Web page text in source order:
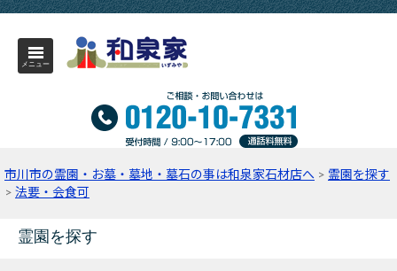
メニュー
市川市の霊園・お墓・墓地・墓石の事は和泉家石材店へ > 霊園を探す
> 法要・会食可
霊園を探す